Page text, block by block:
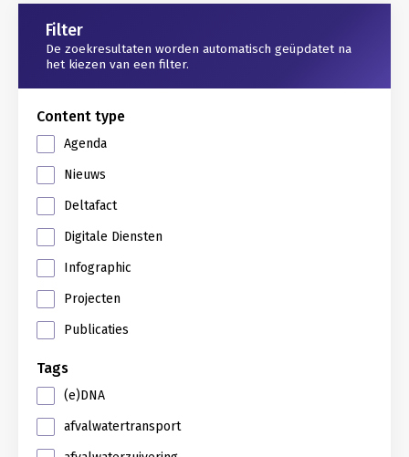
Gerelateerd
Filter
De zoekresultaten worden automatisch geüpdatet na
het kiezen van een filter.
Content type
Agenda
Nieuws
Deltafact
Digitale Diensten
Infographic
Projecten
Publicaties
Tags
(e)DNA
afvalwatertransport